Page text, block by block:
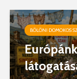
BÖLÖNI DOMOKOS